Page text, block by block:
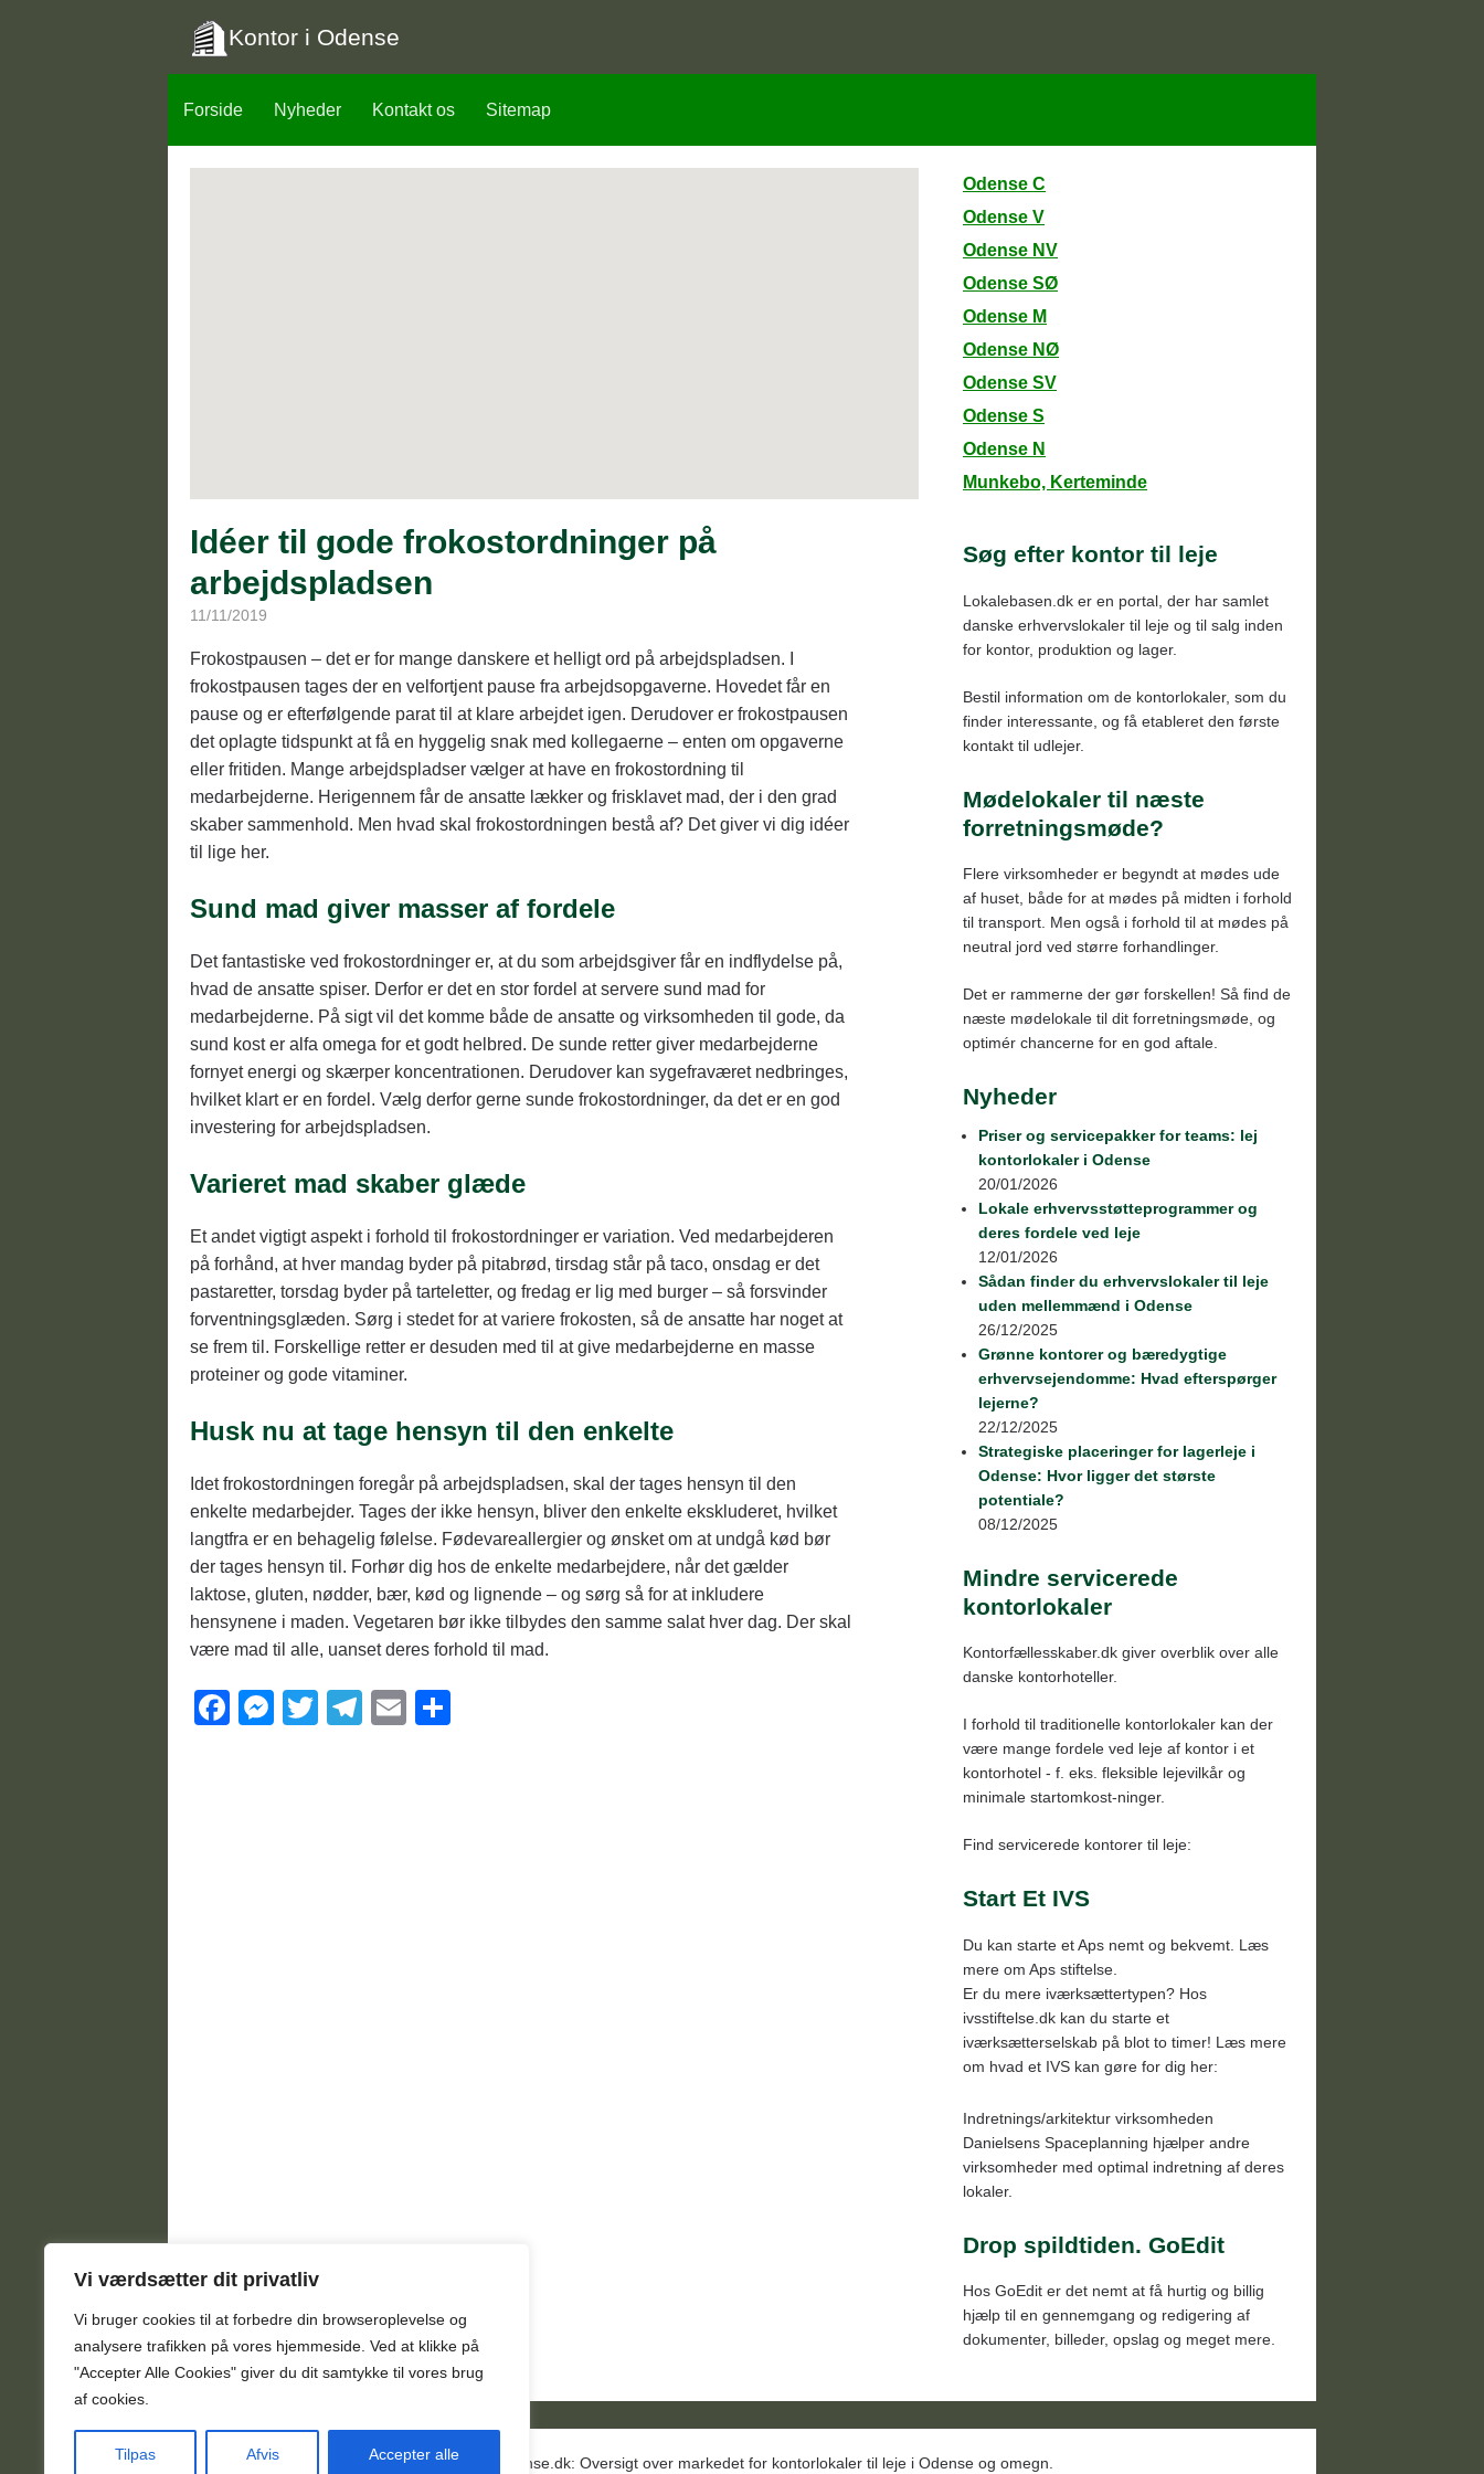
Vi værdsætter dit privatliv
Vi bruger cookies til at forbedre din browseroplevelse og
analysere trafikken på vores hjemmeside Ved at klikke på
"Accepter Alle Cookies" giver du dit samtykke til vores brug
af cookies.
Tilpas Afvis Accepter alle
Kontor i Odense
Forside Nyheder Kontakt os Sitemap
Odense C
Odense V
Odense NV
Odense SØ
Odense M
Odense NØ
Odense SV
Odense S
Odense N
Munkebo, Kerteminde
Svendborg
Otterup, Søndersø, Bogense
Tommerup, Glamsbjerg, Assens
Årslev, Ring, Ryslinge
Idéer til gode frokostordninger på
arbejdspladsen
11/11/2019
Frokostpausen – det er for mange danskere et helligt ord på arbejdspladsen. I
frokostpausen tages der en velfortjent pause fra arbejdsopgaverne. Hovedet får en
pause og er efterfølgende parat til at klare arbejdet igen. Derudover er frokostpausen
det oplagte tidspunkt at få en hyggelig snak med kollegaerne – enten om opgaverne
eller fritiden. Mange arbejdspladser vælger at have en frokostordning til
medarbejderne. Herigennem får de ansatte lækker og frisklavet mad, der i den grad
skaber sammenhold. Men hvad skal frokostordningen bestå af? Det giver vi dig idéer
til lige her.
Sund mad giver masser af fordele
Det fantastiske ved frokostordninger er, at du som arbejdsgiver får en indflydelse på,
hvad de ansatte spiser. Derfor er det en stor fordel at servere sund mad for
medarbejderne. På sigt vil det komme både de ansatte og virksomheden til gode, da
sund kost er alfa omega for et godt helbred. De sunde retter giver medarbejderne
fornyet energi og skærper koncentrationen. Derudover kan sygefraværet nedbringes,
hvilket klart er en fordel. Vælg derfor gerne sunde frokostordninger, da det er en god
investering for arbejdspladsen.
Varieret mad skaber glæde
Et andet vigtigt aspekt i forhold til frokostordninger er variation. Ved medarbejderen
på forhånd, at hver mandag byder på pitabrød, tirsdag står på taco, onsdag er det
pastaretter, torsdag byder på tarteletter, og fredag er lig med burger – så forsvinder
forventningsglæden. Sørg i stedet for at variere frokosten, så de ansatte har noget at
se frem til. Forskellige retter er desuden med til at give medarbejderne en masse
proteiner og gode vitaminer.
Husk nu at tage hensyn til den enkelte
Idet frokostordningen foregår på arbejdspladsen, skal der tages hensyn til den
enkelte medarbejder. Tages der ikke hensyn, bliver den enkelte ekskluderet, hvilket
langtfra er en behagelig følelse. Fødevareallergier og ønsket om at undgå kød bør
der tages hensyn til. Forhør dig hos de enkelte medarbejdere, når det gælder
laktose, gluten, nødder, bær, kød og lignende – og sørg så for at inkludere
hensynene i maden. Vegetaren bør ikke tilbydes den samme salat hver dag. Der skal
være mad til alle, uanset deres forhold til mad.
F
M
T
T
E
Søg efter kontor til leje
Lokalebasen.dk er en portal, der har samlet
danske erhvervslokaler til leje og til salg inden
for kontor, produktion og lager.
Bestil information om de kontorlokaler, som du
finder interessante, og få etableret den første
kontakt til udlejer.
Mødelokaler til næste
forretningsmøde?
Flere virksomheder er begyndt at mødes ude
af huset, både for at mødes på midten i forhold
til transport. Men også i forhold til at mødes på
neutral jord ved større forhandlinger.
Det er rammerne der gør forskellen! Så find de
næste mødelokale til dit forretningsmøde, og
optimér chancerne for en god aftale.
Nyheder
Priser og servicepakker for teams: lej
kontorlokaler i Odense
20/01/2026
Lokale erhvervsstøtteprogrammer og
deres fordele ved leje
12/01/2026
Sådan finder du erhvervslokaler til leje
uden mellemmænd i Odense
26/12/2025
Grønne kontorer og bæredygtige
erhvervsejendomme: Hvad efterspørger
lejerne?
22/12/2025
Strategiske placeringer for lagerleje i
Odense: Hvor ligger det største
potentiale?
08/12/2025
Mindre servicerede
kontorlokaler
Kontorfællesskaber.dk giver overblik over alle
danske kontorhoteller.
I forhold til traditionelle kontorlokaler kan der
være mange fordele ved leje af kontor i et
kontorhotel - f. eks. fleksible lejevilkår og
minimale startomkost-ninger.
Find servicerede kontorer til leje:
Start Et IVS
Du kan starte et Aps nemt og bekvemt. Læs
mere om Aps stiftelse.
Er du mere iværksættertypen? Hos
ivsstiftelse.dk kan du starte et
iværksætterselskab på blot to timer! Læs mere
om hvad et IVS kan gøre for dig her:
Indretnings/arkitektur virksomheden
Danielsens Spaceplanning hjælper andre
virksomheder med optimal indretning af deres
lokaler.
Drop spildtiden. GoEdit
Hos GoEdit er det nemt at få hurtig og billig
hjælp til en gennemgang og redigering af
dokumenter, billeder, opslag og meget mere.
© Kontor-odense.dk: Oversigt over markedet for kontorlokaler til leje i Odense og omegn.